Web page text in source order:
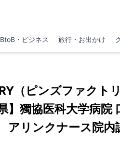
BtoB・ビジネス 旅行・お出かけ
（ピンズファク
】獨協医科大学病
アリンクナース院内